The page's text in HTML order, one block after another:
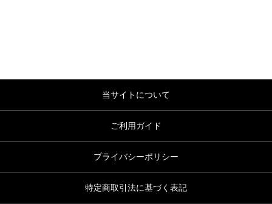
当サイトについて
ご利用ガイド
プライバシーポリシー
特定商取引法に基づく表記